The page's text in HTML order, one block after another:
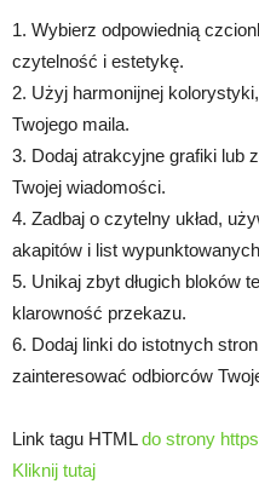
1. Wybierz odpowiednią
czytelność i estetykę.
2. Użyj harmonijnej
Twojego maila.
3. Dodaj atrakcyjne grafiki lub
Twojej wiadomości.
4. Zadbaj o czytelny układ,
akapitów i list
5. Unikaj zbyt długich bloków
klarowność przekazu.
6. Dodaj linki do istotnych
zainteresować odbiorców
Link tagu HTMLdo strony
Kliknij tutaj